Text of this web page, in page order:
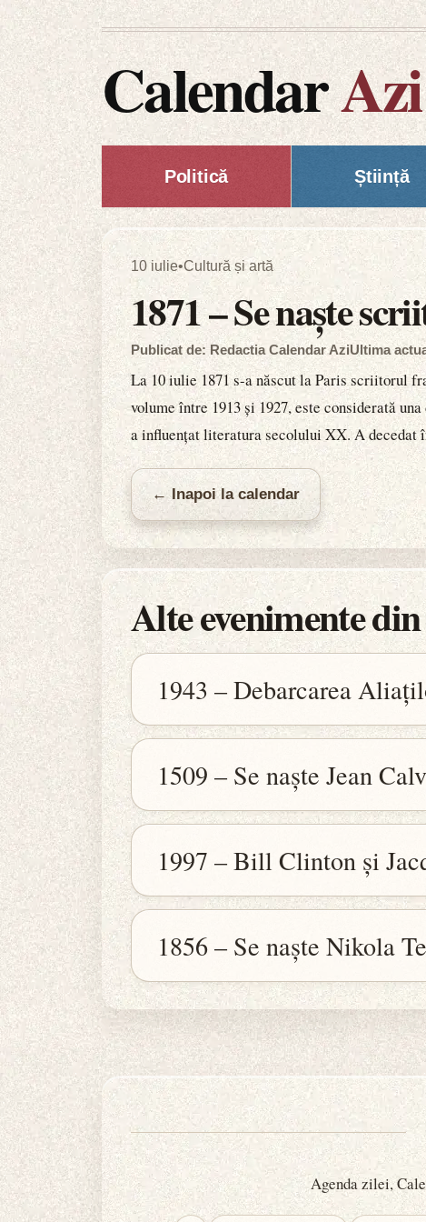
CalendarAzi
Politică Știință
10 iulie•Cultură și artă
1871 – Se naște
Publicat de: Redactia Calendar AziUltima
La 10 iulie 1871 s-a născut la Paris scriitorul
volume între 1913 și 1927, este considerată
a influențat literatura secolului XX. A decedat
← Inapoi la calendar
Alte evenimente
1943 – Debarcarea
1509 – Se naște Jean
1997 – Bill Clinton și
1856 – Se naște Nikola
Agenda zilei,